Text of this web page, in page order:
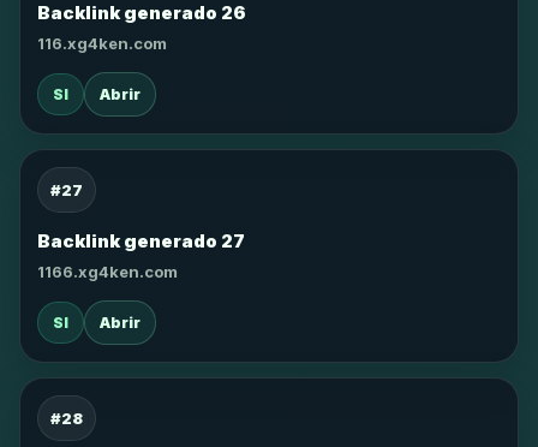
Backlink generado 26
116.xg4ken.com
SI Abrir
#27
Backlink generado 27
1166.xg4ken.com
SI Abrir
#28